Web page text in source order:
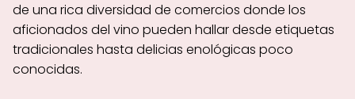
de una rica diversidad de comercios donde los
aficionados del vino pueden hallar desde etiquetas
tradicionales hasta delicias enológicas poco
conocidas.